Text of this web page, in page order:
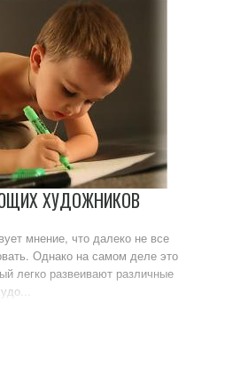
ХУДОЖНИКОВ
мнение, что далеко не все
Однако на самом деле это
легко развеивают различные